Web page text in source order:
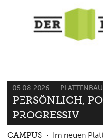
05.08.2026
PERSÖNLICH,
PROGRESSIV
CAMPUS
Im neuen